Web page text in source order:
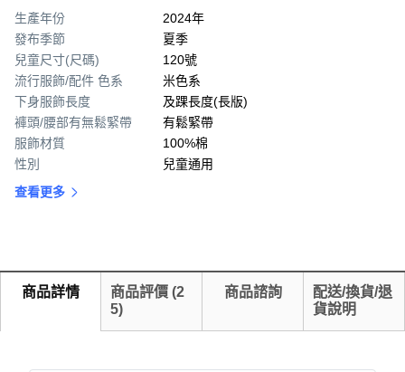
生產年份
2024年
發布季節
夏季
兒童尺寸(尺碼)
120號
流行服飾/配件 色系
米色系
下身服飾長度
及踝長度(長版)
褲頭/腰部有無鬆緊帶
有鬆緊帶
服飾材質
100%棉
性別
兒童通用
查看更多
商品詳情 商品評價 (2
5)
商品諮詢
配送/換貨/退
貨說明